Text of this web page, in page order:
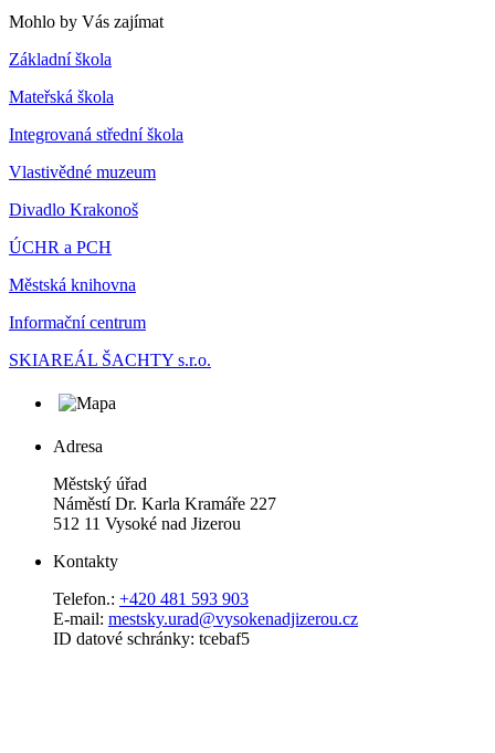
Mohlo by Vás zajímat
Základní škola
Mateřská škola
Integrovaná střední škola
Vlastivědné muzeum
Divadlo Krakonoš
ÚCHR a PCH
Městská knihovna
Informační centrum
SKIAREÁL ŠACHTY s.r.o.
Adresa
Městský úřad
Náměstí Dr. Karla Kramáře 227
512 11 Vysoké nad Jizerou
Kontakty
Telefon.: +420 481 593 903
E-mail: mestsky.urad@vysokenadjizerou.cz
ID datové schránky: tcebaf5